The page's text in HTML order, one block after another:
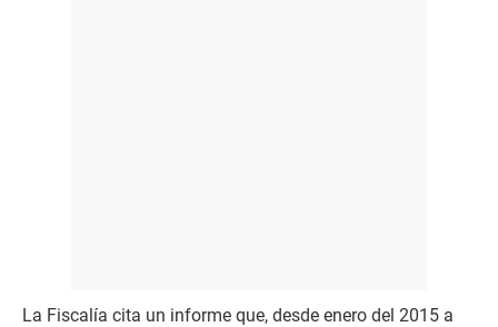
La Fiscalía cita un informe que, desde enero del 2015 a